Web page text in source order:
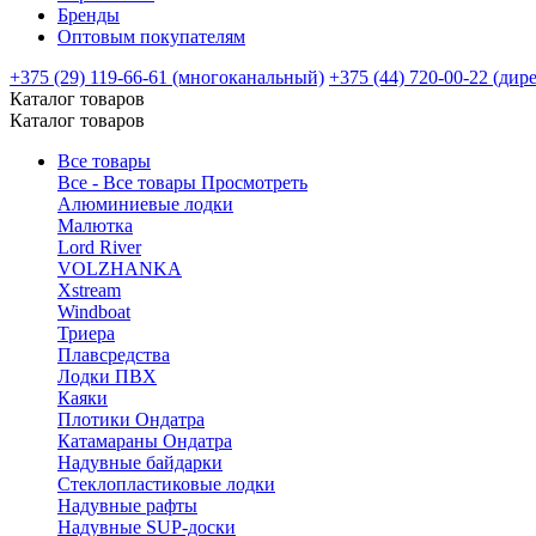
Бренды
Оптовым покупателям
+375 (29) 119-66-61 (многоканальный) +375 (44) 720-00-22
Каталог товаров
Каталог товаров
Все товары
Все - Все товары Просмотреть
Алюминиевые лодки
Малютка
Lord River
VOLZHANKA
Xstream
Windboat
Триера
Плавсредства
Лодки ПВХ
Каяки
Плотики Ондатра
Катамараны Ондатра
Надувные байдарки
Стеклопластиковые лодки
Надувные рафты
Надувные SUP-доски